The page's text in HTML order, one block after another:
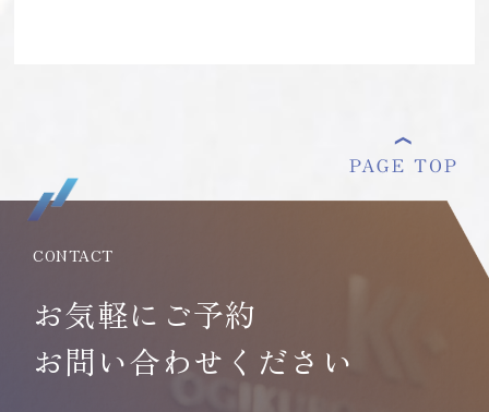
CONTACT
お気軽にご予約
お問い合わせください